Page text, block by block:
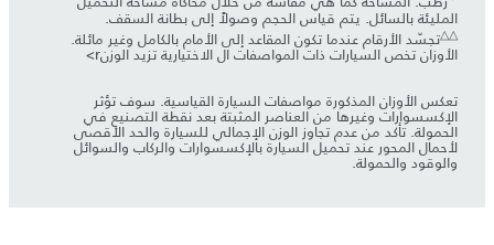
المليئة بالسائل. يتم قياس الحجم وصولاً إلى بطانة السقف.
△△تجسّد الأرقام عندما تكون المقاعد إلى الأمام بالكامل وغير مائلة.
الأوزان تخص السيارات ذات المواصفات ال الاختيارية تزيد الوزنr>
تعكس الأوزان المذكورة مواصفات السيارة القياسية. سوف تؤثر
الإكسسوارات وغيرها من العناصر المثبتة بعد نقطة التصنيع في
الحمولة. تأكد من عدم تجاوز الوزن الإجمالي للسيارة والحد الأقصى
لأحمال المحور عند تحميل السيارة بالإكسسوارات والركاب والسوائل
والوقود والحمولة.